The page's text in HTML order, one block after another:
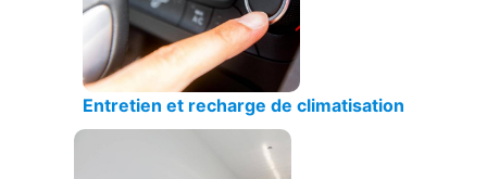
Entretien et recharge de climatisation